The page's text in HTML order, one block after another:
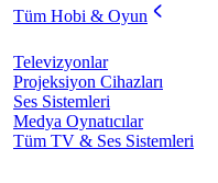
Tüm Hobi & Oyun
Televizyonlar
Projeksiyon Cihazları
Ses Sistemleri
Medya Oynatıcılar
Tüm TV & Ses Sistemleri